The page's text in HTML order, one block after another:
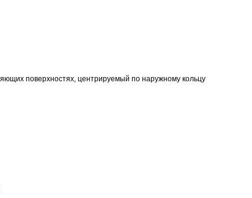
поверхностях, центрируемый по наружному кольцу